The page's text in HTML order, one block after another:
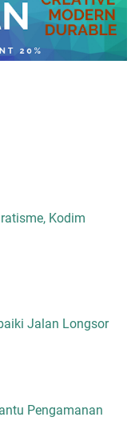
Kodim
Jalan Longsor
Pengamanan